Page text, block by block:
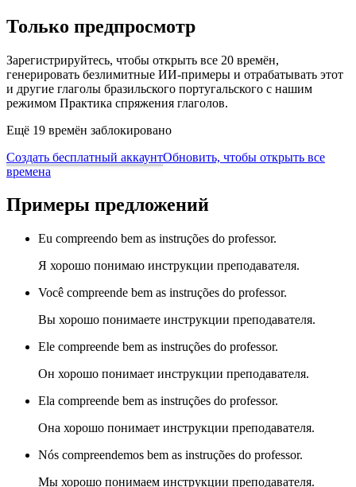
Только предпросмотр
Зарегистрируйтесь, чтобы открыть все 20 времён,
генерировать безлимитные ИИ-примеры и отрабатывать этот
и другие глаголы бразильского португальского с нашим
режимом Практика спряжения глаголов.
Ещё 19 времён заблокировано
Создать бесплатный аккаунтОбновить, чтобы открыть все
времена
Примеры предложений
Eu compreendo bem as instruções do professor.
Я хорошо понимаю инструкции преподавателя.
Você compreende bem as instruções do professor.
Вы хорошо понимаете инструкции преподавателя.
Ele compreende bem as instruções do professor.
Он хорошо понимает инструкции преподавателя.
Ela compreende bem as instruções do professor.
Она хорошо понимает инструкции преподавателя.
Nós compreendemos bem as instruções do professor.
Мы хорошо понимаем инструкции преподавателя.